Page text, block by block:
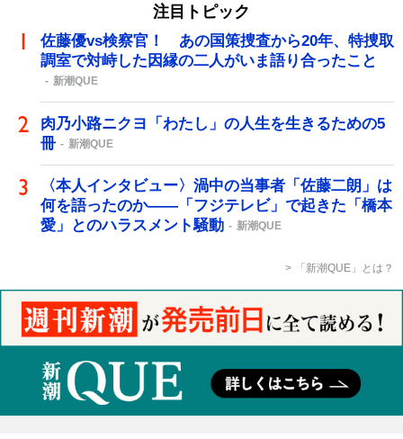
注目トピック
佐藤優vs検察官！ あの国策捜査から20年、特捜取
調室で対峙した因縁の二人がいま語り合ったこと
新潮QUE
肉乃小路ニクヨ「わたし」の人生を生きるための5
冊
新潮QUE
〈本人インタビュー〉渦中の当事者「佐藤二朗」は
何を語ったのか――「フジテレビ」で起きた「橋本
愛」とのハラスメント騒動
新潮QUE
「新潮QUE」とは？